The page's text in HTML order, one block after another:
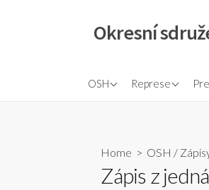
Okresní
OSH
Plán práce
Přehled sborů a okrsků
Zasloužilí hasiči
Represe
Dokumenty
dětí
Home > OSH /
Zápis z